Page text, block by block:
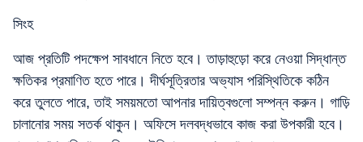
সিংহ
আজ প্রতিটি পদক্ষেপ সাবধানে নিতে হবে। তাড়াহুড়ো করে নেওয়া সিদ্ধান্ত
ক্ষতিকর প্রমাণিত হতে পারে। দীর্ঘসূত্রিতার অভ্যাস পরিস্থিতিকে কঠিন
করে তুলতে পারে, তাই সময়মতো আপনার দায়িত্বগুলো সম্পন্ন করুন। গাড়ি
চালানোর সময় সতর্ক থাকুন। অফিসে দলবদ্ধভাবে কাজ করা উপকারী হবে।